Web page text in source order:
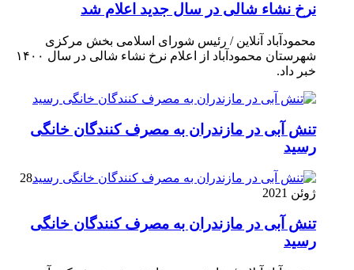
نرخ نشاء شالی در سال جدید اعلام شد
محمودآباد آنلاین / رئیس شورای اسلامی بخش مرکزی
شهرستان محمودآباد از اعلام نرخ نشاء شالی در سال ۱۴۰۰
خبر داد.
تنش آبی در مازندران به مصرف كنندگان خانگی
رسيد
28
ژوئن 2021
تنش آبی در مازندران به مصرف كنندگان خانگی
رسيد